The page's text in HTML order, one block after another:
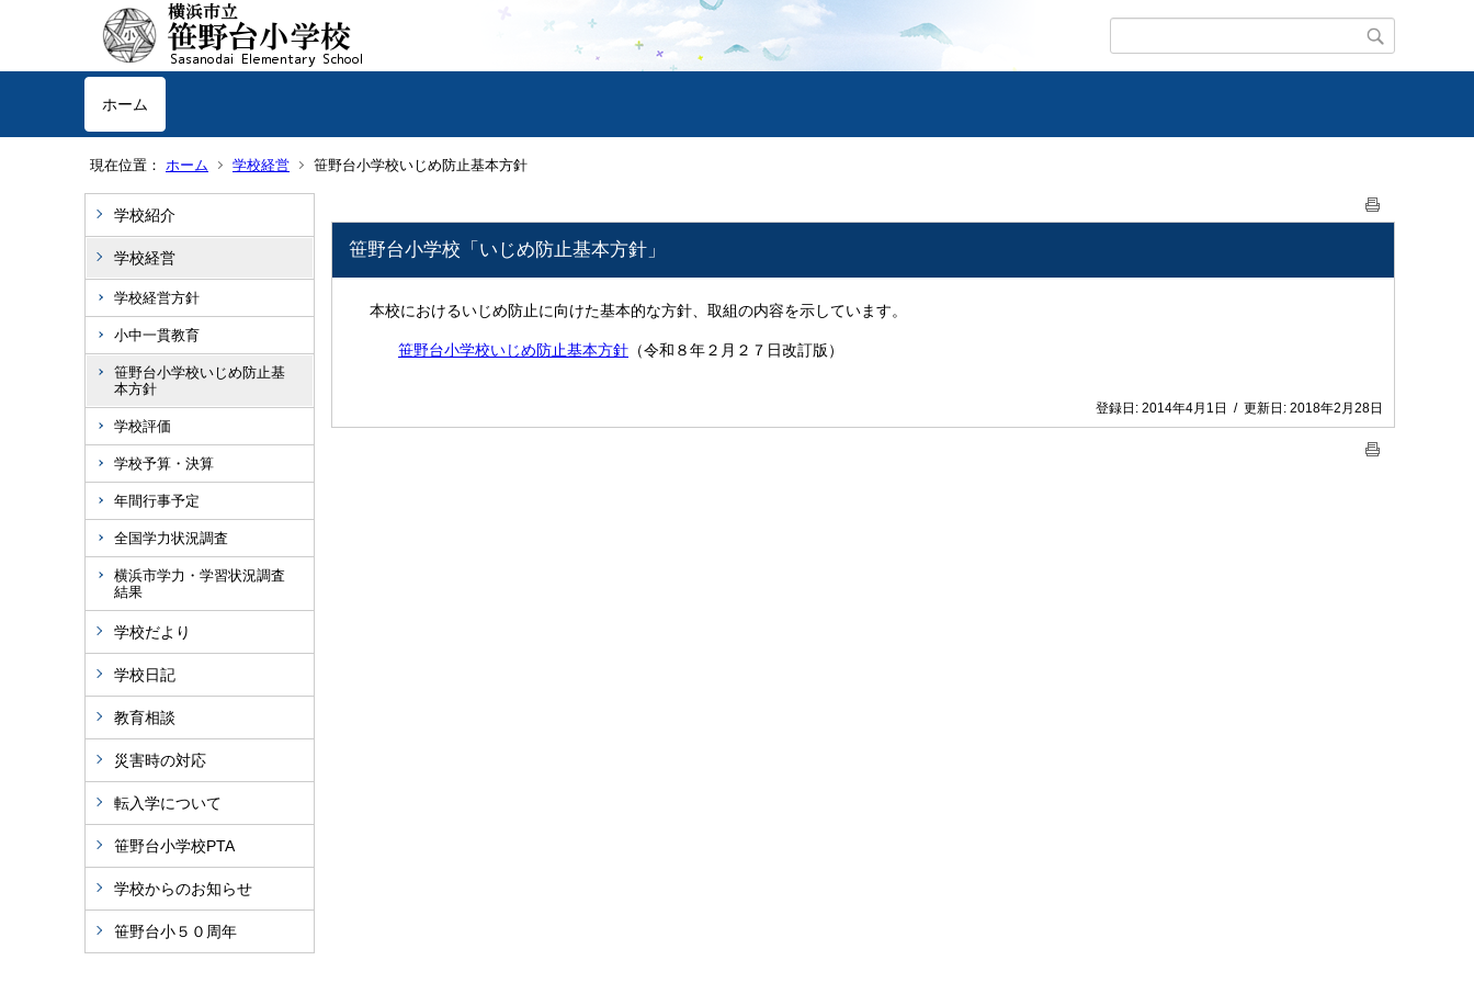
ホーム
現在位置： ホーム 学校経営 笹野台小学校いじめ防止基本方針
学校紹介
学校経営
学校経営方針
小中一貫教育
笹野台小学校いじめ防止基
本方針
学校評価
学校予算・決算
年間行事予定
全国学力状況調査
横浜市学力・学習状況調査
結果
学校だより
学校日記
教育相談
災害時の対応
転入学について
笹野台小学校PTA
学校からのお知らせ
笹野台小５０周年
笹野台小学校「いじめ防止基本方針」
本校におけるいじめ防止に向けた基本的な方針、取組の内容を示しています。
笹野台小学校いじめ防止基本方針 （令和８年２月２７日改訂版）
登録日: 2014年4月1日 / 更新日: 2018年2月28日